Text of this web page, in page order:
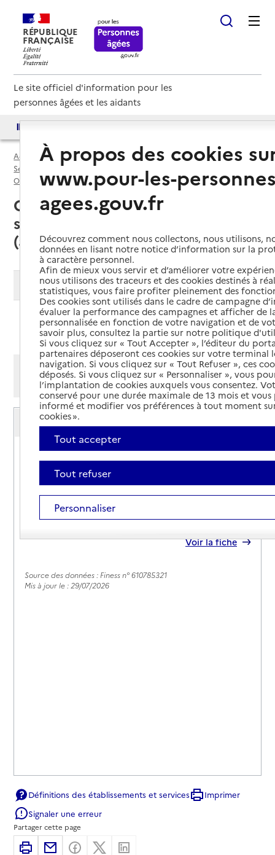
RÉPUBLIQUE
FRANÇAISE
Le site officiel d'information pour les
personnes âgées et les aidants
Accueil
Espace annuaire
Services autonomie à domicile (aide) par département
Orne (61)
Service autonomie à domicile (aide)
Courtomer (61390) : liste des
services autonomie à domicile
(aide)
Modifier ma recherche
Ajouter cette recherche aux favoris
Afficher les résultats par:
Mode liste
Mode carte
Service autonomie à domicile (aide)
UNA Canton de Courtomer
Adresse
7 place Saint Lhomer
-Courtomer
02 33 28 82 22
Contact
Rapport HAS
Voir la fiche
Source des données : Finess n° 610785321
Mis à jour le : 29/07/2026
Définitions des établissements et services
Imprimer
Signaler une erreur
Partager cette page
ImprimerPartager par email
Partager sur Facebook
Partager sur X
À propos des cookies
www.pour-les-
agees.gouv.fr
Découvrez comment nous collectons, nous utilisons,
données en lisant notre notice d’information sur la
à caractère personnel.
Afin de mieux vous servir et d’améliorer votre
nous utilisons des traceurs et des cookies destinés à
statistiques, vous faire profiter pleinement des
Des cookies sont utilisés dans le cadre de campagne
évaluer la performance des campagnes et afficher de
personnalisée en fonction de votre navigation et de
savoir plus, consultez la partie sur notre politique
Si vous cliquez sur « Tout Accepter », l’éditeur du
partenaires déposeront ces cookies sur votre terminal
navigation. Si vous cliquez sur « Tout Refuser », ces
déposés. Si vous cliquez sur « Personnaliser », vous
l’implantation de cookies auxquels vous consentez.
conservé pour une durée maximale de 13 mois et
informé et modifier vos préférences à tout moment
cookies ».
Tout accepter
Tout refuser
Personnaliser